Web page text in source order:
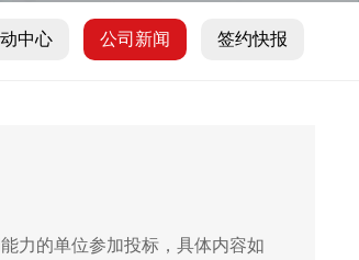
中心 公司新闻 签约快报
力的单位参加投标，具体内容如